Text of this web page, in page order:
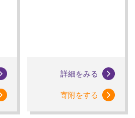
詳細をみる
寄附をする